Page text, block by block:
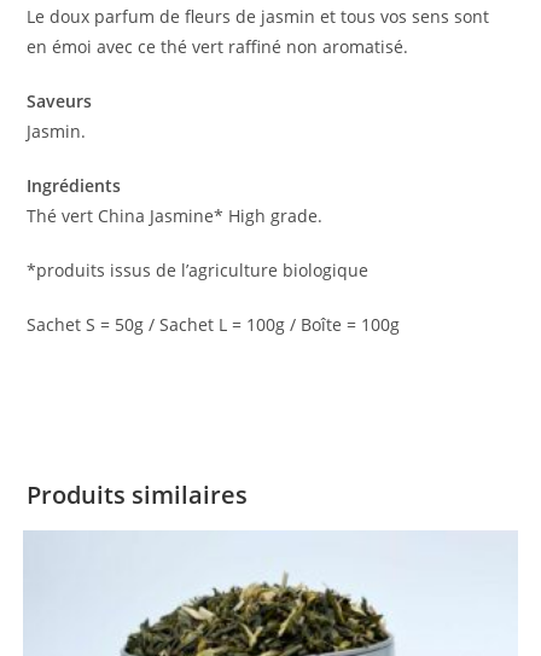
Le doux parfum de fleurs de jasmin et tous vos sens sont
en émoi avec ce thé vert raffiné non aromatisé.
Saveurs
Jasmin.
Ingrédients
Thé vert China Jasmine* High grade.
*produits issus de l’agriculture biologique
Sachet S = 50g / Sachet L = 100g / Boîte = 100g
Produits similaires